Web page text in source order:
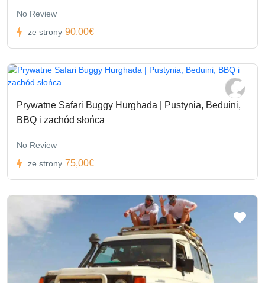
No Review
ze strony 90,00€
Prywatne Safari Buggy Hurghada | Pustynia, Beduini,
BBQ i zachód słońca
No Review
ze strony 75,00€